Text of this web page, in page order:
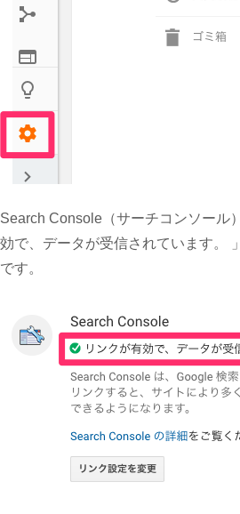
Search Console（サーチコンソール
効で、データが受信されています。
です。